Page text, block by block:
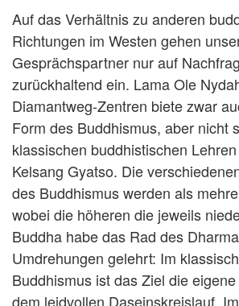
Auf das Verhältnis zu anderen
Richtungen im Westen gehen
Gesprächspartner nur auf
zurückhaltend ein. Lama Ole
Diamantweg-Zentren biete zwar
Form des Buddhismus, aber nicht
klassischen buddhistischen
Kelsang Gyatso. Die
des Buddhismus werden als
wobei die höheren die jeweils
Buddha habe das Rad des
Umdrehungen gelehrt: Im
Buddhismus ist das Ziel die
dem leidvollen Daseinskreislauf.